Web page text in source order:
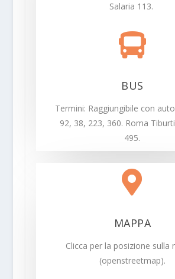
Salaria 113.

BUS
Termini: Raggiungibile con
92, 38, 223, 360. Roma
495.

MAPPA
Clicca per la posizione sulla
(openstreetmap).